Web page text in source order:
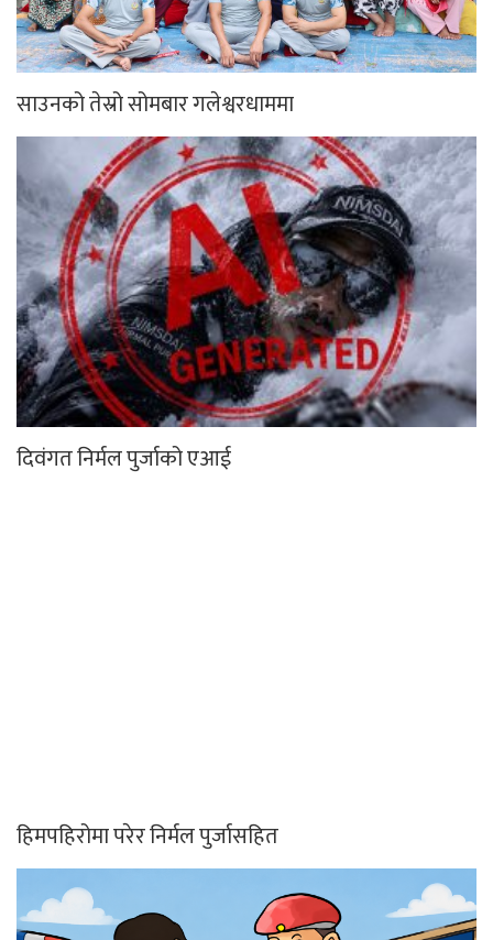
साउनको तेस्रो सोमबार गलेश्वरधाममा
दिवंगत निर्मल पुर्जाको एआई
हिमपहिरोमा परेर निर्मल पुर्जासहित